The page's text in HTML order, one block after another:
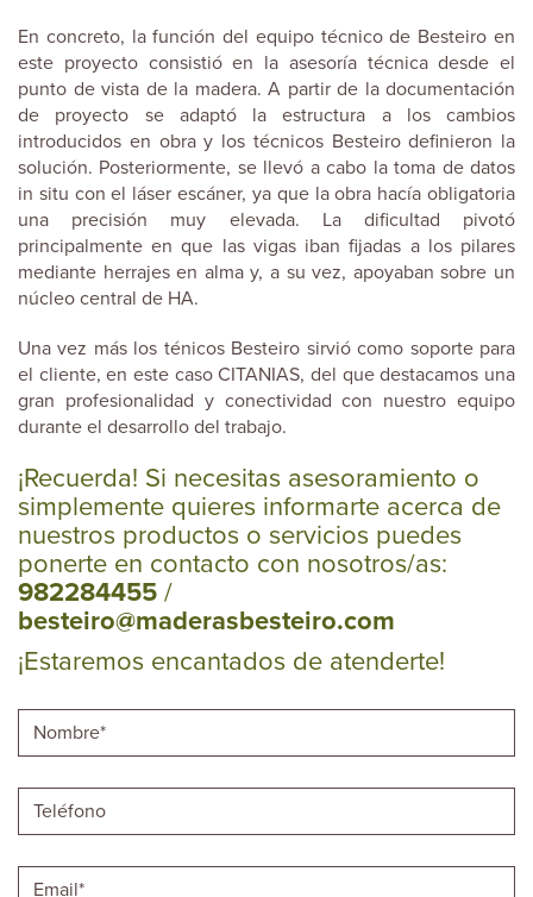
En concreto, la función del equipo técnico de Besteiro en
este proyecto consistió en la asesoría técnica desde el
punto de vista de la madera. A partir de la documentación
de proyecto se adaptó la estructura a los cambios
introducidos en obra y los técnicos Besteiro definieron la
solución. Posteriormente, se llevó a cabo la toma de datos
in situ con el láser escáner, ya que la obra hacía obligatoria
una precisión muy elevada. La dificultad pivotó
principalmente en que las vigas iban fijadas a los pilares
mediante herrajes en alma y, a su vez, apoyaban sobre un
núcleo central de HA.
Una vez más los ténicos Besteiro sirvió como soporte para
el cliente, en este caso CITANIAS, del que destacamos una
gran profesionalidad y conectividad con nuestro equipo
durante el desarrollo del trabajo.
¡Recuerda! Si necesitas asesoramiento o
simplemente quieres informarte acerca de
nuestros productos o servicios puedes
ponerte en contacto con nosotros/as:
982284455 /
besteiro@maderasbesteiro.com
¡Estaremos encantados de atenderte!